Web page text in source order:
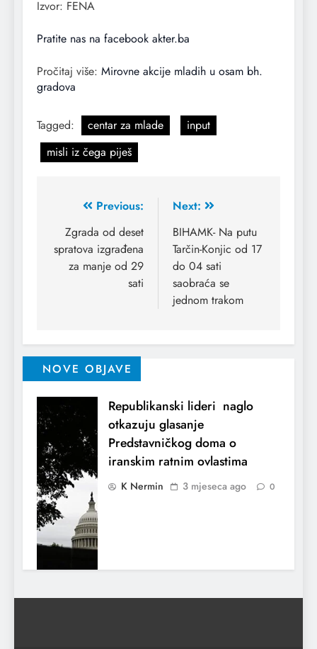
Izvor: FENA
Pratite nas na facebook akter.ba
Pročitaj više: Mirovne akcije mladih u osam bh.
gradova
Tagged: centar za mlade
input
misli iz čega piješ
Previous:
Zgrada od deset
spratova izgrađena
za manje od 29
sati
Next:
BIHAMK- Na putu
Tarčin-Konjic od 17
do 04 sati
saobraća se
jednom trakom
NOVE OBJAVE
Republikanski lideri naglo
otkazuju glasanje
Predstavničkog doma o
iranskim ratnim ovlastima
K Nermin 3 mjeseca ago 0